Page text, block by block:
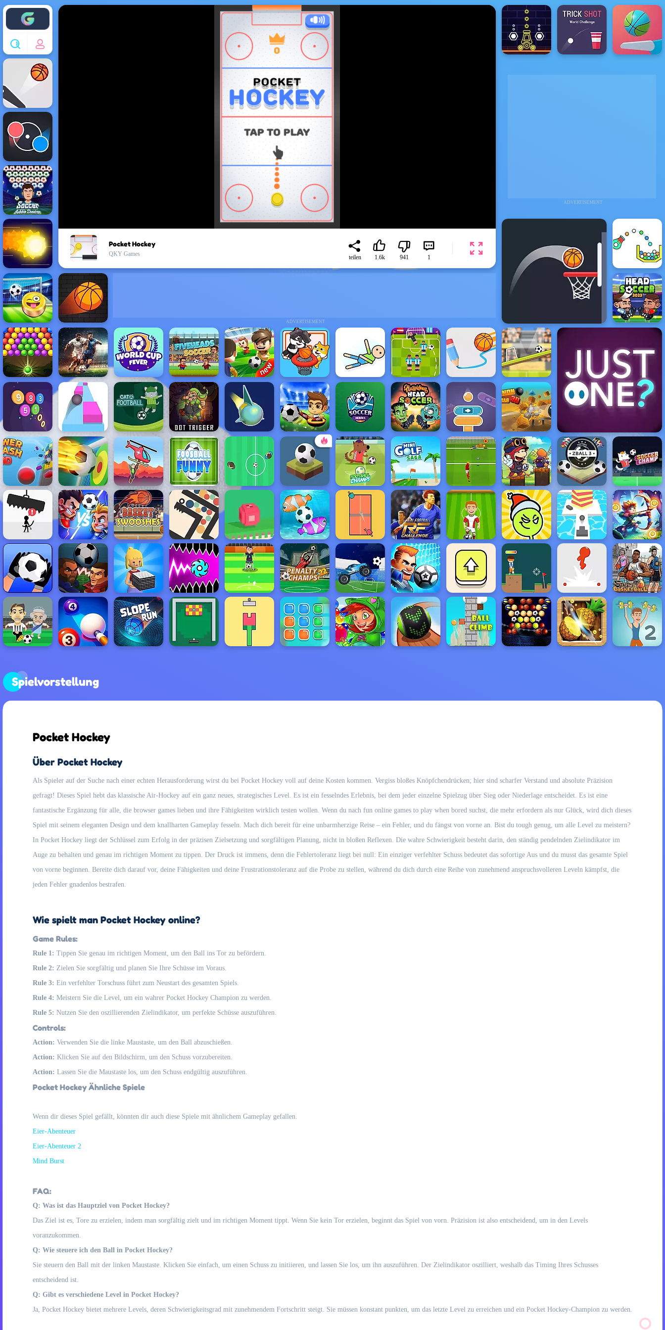
Enjoy4fun
ADVERTISEMENT
ADVERTISEMENT
Pocket Hockey
QKY Games
teilen 1.6k 941 1
Spielvorstellung
Pocket Hockey
Über Pocket Hockey
Als Spieler auf der Suche nach einer echten Herausforderung wirst du bei Pocket Hockey voll auf deine Kosten kommen. Vergiss bloßes Knöpfchendrücken; hier sind scharfer Verstand und absolute Präzision
gefragt! Dieses Spiel hebt das klassische Air-Hockey auf ein ganz neues, strategisches Level. Es ist ein fesselndes Erlebnis, bei dem jeder einzelne Spielzug über Sieg oder Niederlage entscheidet. Es ist eine
fantastische Ergänzung für alle, die browser games lieben und ihre Fähigkeiten wirklich testen wollen. Wenn du nach fun online games to play when bored suchst, die mehr erfordern als nur Glück, wird dich dieses
Spiel mit seinem eleganten Design und dem knallharten Gameplay fesseln. Mach dich bereit für eine unbarmherzige Reise – ein Fehler, und du fängst von vorne an. Bist du tough genug, um alle Level zu meistern?
In Pocket Hockey liegt der Schlüssel zum Erfolg in der präzisen Zielsetzung und sorgfältigen Planung, nicht in bloßen Reflexen. Die wahre Schwierigkeit besteht darin, den ständig pendelnden Zielindikator im
Auge zu behalten und genau im richtigen Moment zu tippen. Der Druck ist immens, denn die Fehlertoleranz liegt bei null: Ein einziger verfehlter Schuss bedeutet das sofortige Aus und du musst das gesamte Spiel
von vorne beginnen. Bereite dich darauf vor, deine Fähigkeiten und deine Frustrationstoleranz auf die Probe zu stellen, während du dich durch eine Reihe von zunehmend anspruchsvolleren Leveln kämpfst, die
jeden Fehler gnadenlos bestrafen.
Wie spielt man Pocket Hockey online?
Game Rules:
Rule 1: Tippen Sie genau im richtigen Moment, um den Ball ins Tor zu befördern.
Rule 2: Zielen Sie sorgfältig und planen Sie Ihre Schüsse im Voraus.
Rule 3: Ein verfehlter Torschuss führt zum Neustart des gesamten Spiels.
Rule 4: Meistern Sie die Level, um ein wahrer Pocket Hockey Champion zu werden.
Rule 5: Nutzen Sie den oszillierenden Zielindikator, um perfekte Schüsse auszuführen.
Controls:
Action: Verwenden Sie die linke Maustaste, um den Ball abzuschießen.
Action: Klicken Sie auf den Bildschirm, um den Schuss vorzubereiten.
Action: Lassen Sie die Maustaste los, um den Schuss endgültig auszuführen.
Pocket Hockey Ähnliche Spiele
Wenn dir dieses Spiel gefällt, könnten dir auch diese Spiele mit ähnlichem Gameplay gefallen.
Eier-Abenteuer
Eier-Abenteuer 2
Mind Burst
FAQ:
Q: Was ist das Hauptziel von Pocket Hockey?
Das Ziel ist es, Tore zu erzielen, indem man sorgfältig zielt und im richtigen Moment tippt. Wenn Sie kein Tor erzielen, beginnt das Spiel von vorn. Präzision ist also entscheidend, um in den Levels
voranzukommen.
Q: Wie steuere ich den Ball in Pocket Hockey?
Sie steuern den Ball mit der linken Maustaste. Klicken Sie einfach, um einen Schuss zu initiieren, und lassen Sie los, um ihn auszuführen. Der Zielindikator oszilliert, weshalb das Timing Ihres Schusses
entscheidend ist.
Q: Gibt es verschiedene Level in Pocket Hockey?
Ja, Pocket Hockey bietet mehrere Levels, deren Schwierigkeitsgrad mit zunehmendem Fortschritt steigt. Sie müssen konstant punkten, um das letzte Level zu erreichen und ein Pocket Hockey-Champion zu werden.